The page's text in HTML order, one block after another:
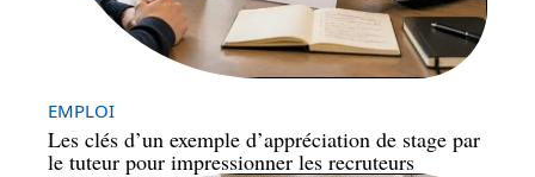
EMPLOI
Les clés d’un exemple d’appréciation de stage par
le tuteur pour impressionner les recruteurs